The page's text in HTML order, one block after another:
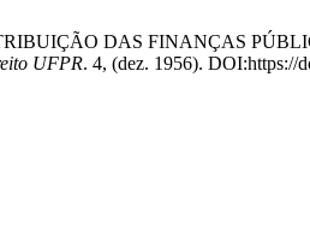
DAS FINANÇAS
UFPR. 4, (dez. 1956). DOI:https://